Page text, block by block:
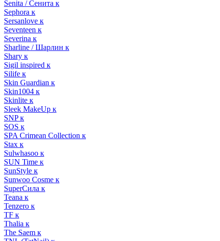
Senita / Сенита к
Sephora к
Sersanlove к
Seventeen к
Severina к
Sharline / Шарлин к
Shary к
Sigil inspired к
Silife к
Skin Guardian к
Skin1004 к
Skinlite к
Sleek MakeUp к
SNP к
SOS к
SPA Crimean Collection к
Stax к
Sulwhasoo к
SUN Time к
SunStyle к
Sunwoo Cosme к
SuperСила к
Teana к
Tenzero к
TF к
Thalia к
The Saem к